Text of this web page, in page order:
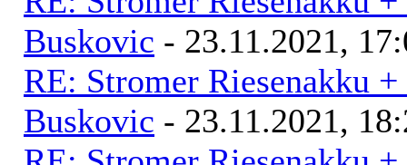
Buskovic - 23.11.2021,
RE: Stromer Riesenakku
Buskovic - 23.11.2021,